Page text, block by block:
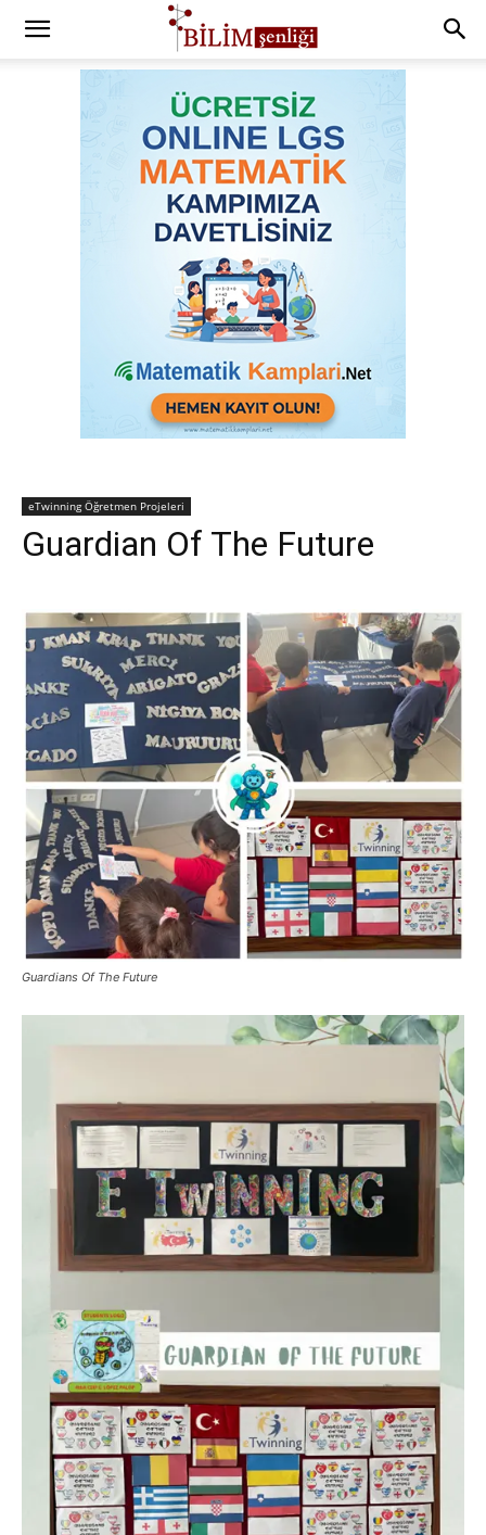
eTwinning Öğretmen Projeleri
Guardian Of The Future
Guardians Of The Future